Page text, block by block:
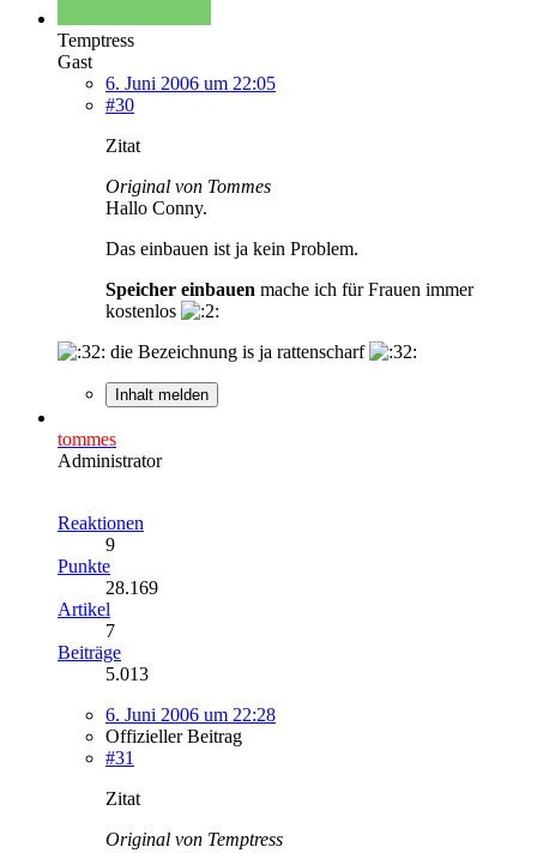
Temptress
Gast
6. Juni 2006 um 22:05
#30
Zitat
Original von Tommes
Hallo Conny.
Das einbauen ist ja kein Problem.
Speicher einbauen mache ich für Frauen immer
kostenlos
die Bezeichnung is ja rattenscharf
Inhalt melden
tommes
Administrator
Reaktionen
9
Punkte
28.169
Artikel
7
Beiträge
5.013
6. Juni 2006 um 22:28
Offizieller Beitrag
#31
Zitat
Original von Temptress